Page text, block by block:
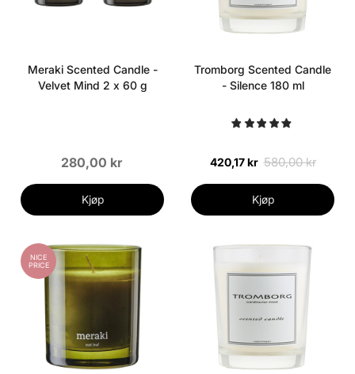
Meraki Scented Candle -
Velvet Mind 2 x 60 g
280,00 kr
Kjøp
Tromborg Scented Candle
- Silence 180 ml
420,17 kr 580,00 kr
Kjøp
NICE
PRICE